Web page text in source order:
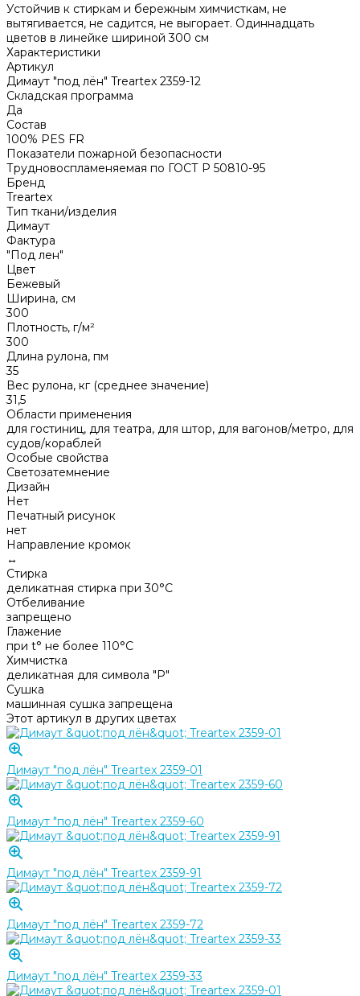
Устойчив к стиркам и бережным химчисткам, не
вытягивается, не садится, не выгорает. Одиннадцать
цветов в линейке шириной 300 см
Характеристики
Артикул
Димаут "под лён" Treartex 2359-12
Складская программа
Да
Состав
100% PES FR
Показатели пожарной безопасности
Трудновоспламеняемая по ГОСТ Р 50810-95
Бренд
Treartex
Тип ткани/изделия
Димаут
Фактура
"Под лен"
Цвет
Бежевый
Ширина, см
300
Плотность, г/м²
300
Длина рулона, пм
35
Вес рулона, кг (среднее значение)
31,5
Области применения
для гостиниц, для театра, для штор, для вагонов/метро, для
судов/кораблей
Особые свойства
Светозатемнение
Дизайн
Нет
Печатный рисунок
нет
Направление кромок
↔
Стирка
деликатная стирка при 30°С
Отбеливание
запрещено
Глажение
при t° не более 110°С
Химчистка
деликатная для символа "P"
Сушка
машинная сушка запрещена
Этот артикул в других цветах
Димаут "под лён" Treartex 2359-01
Димаут "под лён" Treartex 2359-60
Димаут "под лён" Treartex 2359-91
Димаут "под лён" Treartex 2359-72
Димаут "под лён" Treartex 2359-33